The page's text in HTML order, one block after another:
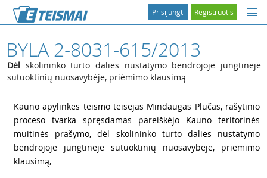
Registruotis
Prisijungti
BYLA 2-8031-615/2013
Dėl skolininko turto dalies nustatymo bendrojoje jungtinėje
sutuoktinių nuosavybėje, priėmimo klausimą
Kauno apylinkės teismo teisėjas Mindaugas Plučas, rašytinio
proceso tvarka spręsdamas pareiškėjo Kauno teritorinės
muitinės prašymo, dėl skolininko turto dalies nustatymo
bendrojoje jungtinėje sutuoktinių nuosavybėje, priėmimo
klausimą,